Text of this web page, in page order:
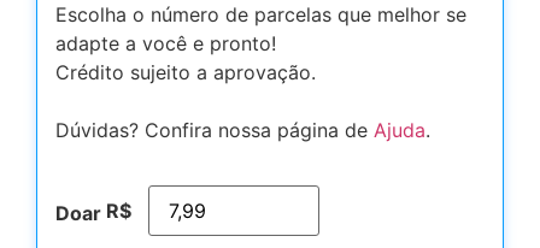
Escolha o número de parcelas que melhor se
adapte a você e pronto!
Crédito sujeito a aprovação.
Dúvidas? Confira nossa página de Ajuda.
Doar R$